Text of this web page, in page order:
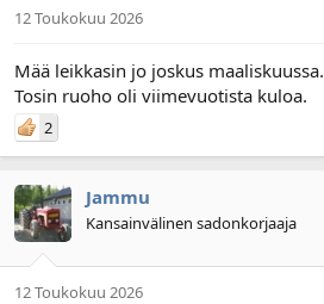
12 Toukokuu 2026
Mää leikkasin jo joskus maaliskuussa.
Tosin ruoho oli viimevuotista kuloa.
2
Jammu
Kansainvälinen sadonkorjaaja
12 Toukokuu 2026